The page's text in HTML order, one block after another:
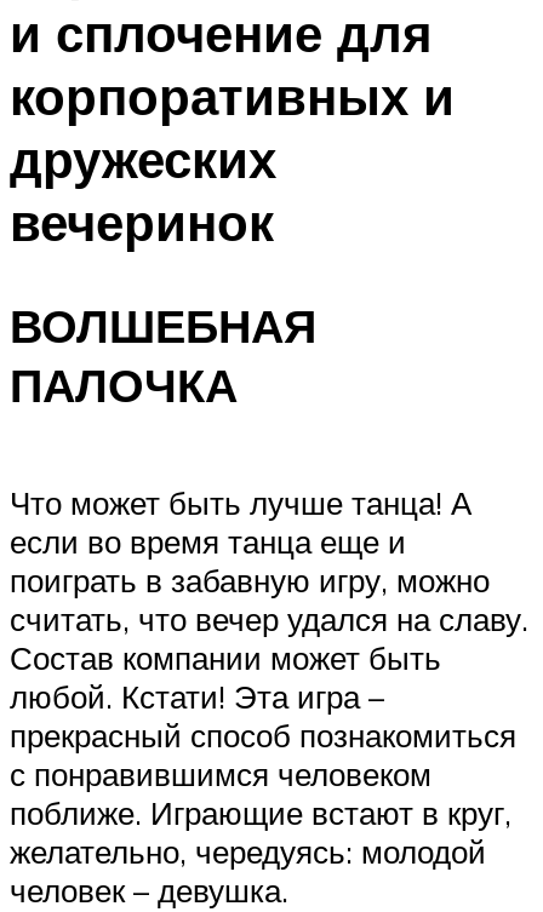
Меню
и сплочение для
корпоративных и
дружеских
вечеринок
ВОЛШЕБНАЯ
ПАЛОЧКА
Что может быть лучше танца! А
если во время танца еще и
поиграть в забавную игру, можно
считать, что вечер удался на славу.
Состав компании может быть
любой. Кстати! Эта игра –
прекрасный способ познакомиться
с понравившимся человеком
поближе. Играющие встают в круг,
желательно, чередуясь: молодой
человек – девушка.